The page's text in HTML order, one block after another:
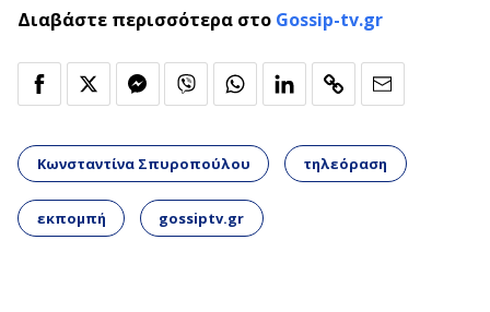
Διαβάστε περισσότερα στο Gossip-tv.gr
Κωνσταντίνα Σπυροπούλου τηλεόραση
εκπομπή gossiptv.gr